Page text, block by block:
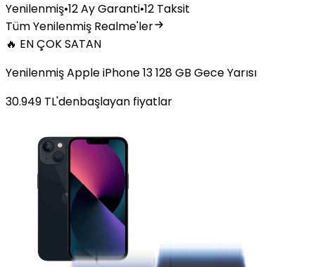
Yenilenmiş•12 Ay Garanti•12 Taksit
Tüm Yenilenmiş Realme'ler
🔥 EN ÇOK SATAN
Yenilenmiş Apple iPhone 13 128 GB Gece Yarısı
30.949 TL'denbaşlayan fiyatlar